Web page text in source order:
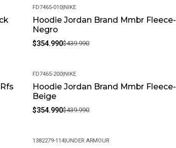
-19%
FD7465-010|NIKE
Hoodie Jordan Brand Mmbr Fleece-
Negro
$354.990$439.990
-19%
FD7465-200|NIKE
Hoodie Jordan Brand Mmbr Fleece-
Beige
$354.990$439.990
1382279-114|UNDER ARMOUR